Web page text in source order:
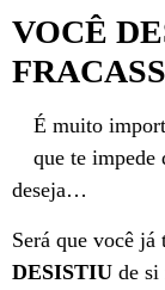
VOCÊ
É muito
que te impede
deseja…
Será que você já
DESISTIU de si